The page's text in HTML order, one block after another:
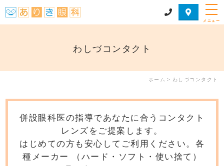
メニュー
わしづコンタクト
ホーム > わしづコンタクト
併設眼科医の指導であなたに合うコンタクト
レンズをご提案します。
はじめての方も安心してご利用ください。各
種メーカー （ハード・ソフト・使い捨て）